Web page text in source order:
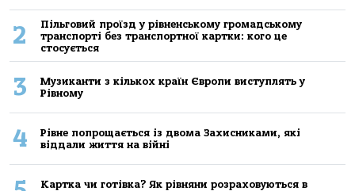
2
Пільговий проїзд у рівненському громадському
транспорті без транспортної картки: кого це
стосується
3
Музиканти з кількох країн Європи виступлять у
Рівному
4
Рівне попрощається із двома Захисниками, які
віддали життя на війні
Картка чи готівка? Як рівняни розраховуються в